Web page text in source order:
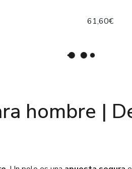
61,60€
hombre |